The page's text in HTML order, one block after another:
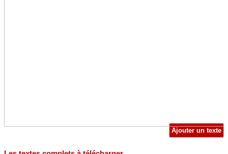
Ajouter un texte